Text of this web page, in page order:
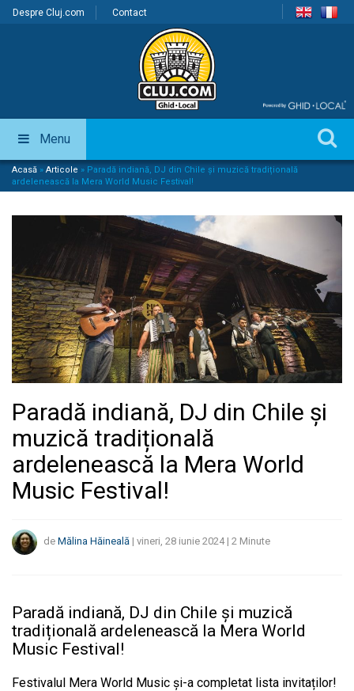
Despre Cluj.com Contact
Menu
Acasă » Articole » Paradă indiană, DJ din Chile și muzică tradițională
ardelenească la Mera World Music Festival!
Paradă indiană, DJ din Chile și
muzică tradițională
ardelenească la Mera World
Music Festival!
de Mălina Hăineală | vineri, 28 iunie 2024| 2 Minute
Paradă indiană, DJ din Chile și muzică
tradițională ardelenească la Mera World
Music Festival!
Festivalul Mera World Music și-a completat lista invitaților!